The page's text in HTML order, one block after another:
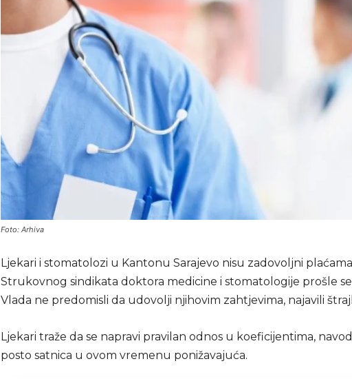
Foto: Arhiva
Ljekari i stomatolozi u Kantonu Sarajevo nisu zadovoljni
Strukovnog sindikata doktora medicine i stomatologije prošle
Vlada ne predomisli da udovolji njihovim zahtjevima, najavili
Ljekari traže da se napravi pravilan odnos u koeficijentima,
posto satnica u ovom vremenu ponižavajuća.